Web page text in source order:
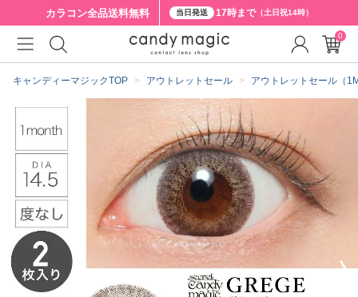
カラコン全品送料無料 当日発送 17時まで（土日祝14時）
キャンディーマジックTOP アウトレットセール アウトレットセール（
0
クーポン詳細